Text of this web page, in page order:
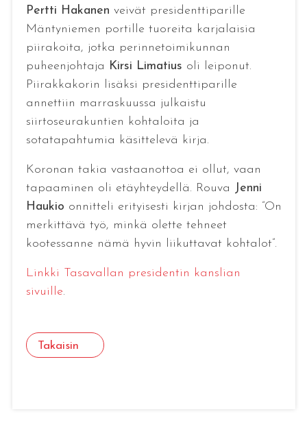
Pertti Hakanen veivät presidenttiparille
Mäntyniemen portille tuoreita karjalaisia
piirakoita, jotka perinnetoimikunnan
puheenjohtaja Kirsi Limatius oli leiponut.
Piirakkakorin lisäksi presidenttiparille
annettiin marraskuussa julkaistu
siirtoseurakuntien kohtaloita ja
sotatapahtumia käsittelevä kirja.
Koronan takia vastaanottoa ei ollut, vaan
tapaaminen oli etäyhteydellä. Rouva Jenni
Haukio onnitteli erityisesti kirjan johdosta: ”On
merkittävä työ, minkä olette tehneet
kootessanne nämä hyvin liikuttavat kohtalot”.
Linkki Tasavallan presidentin kanslian
sivuille.
Takaisin